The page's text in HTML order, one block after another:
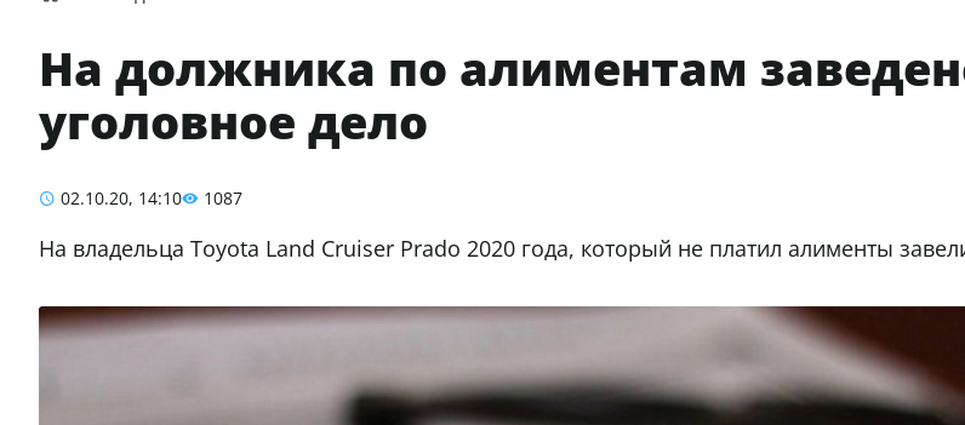
На должника по алиментам
уголовное дело
02.10.20, 14:10 1087
На владельца Toyota Land Cruiser Prado 2020 года, который не платил алименты